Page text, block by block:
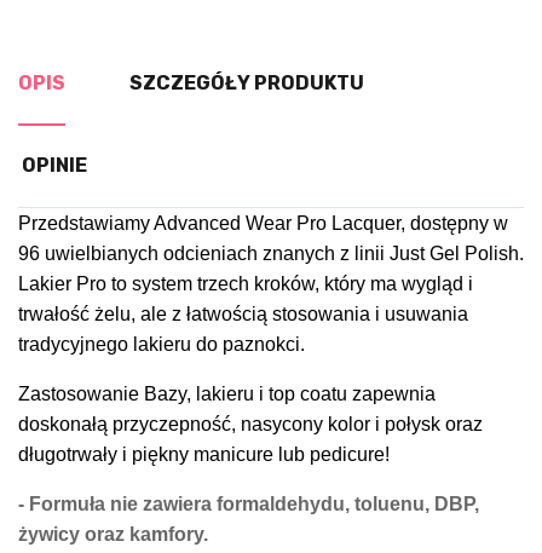
OPIS SZCZEGÓŁY PRODUKTU
OPINIE
Przedstawiamy Advanced Wear Pro Lacquer, dostępny w
96 uwielbianych odcieniach znanych z linii Just Gel Polish.
Lakier Pro to system trzech kroków, który ma wygląd i
trwałość żelu, ale z łatwością stosowania i usuwania
tradycyjnego lakieru do paznokci.
Zastosowanie Bazy, lakieru i top coatu zapewnia
doskonałą przyczepność, nasycony kolor i połysk oraz
długotrwały i piękny manicure lub pedicure!
- Formuła nie zawiera formaldehydu, toluenu, DBP,
żywicy oraz kamfory.